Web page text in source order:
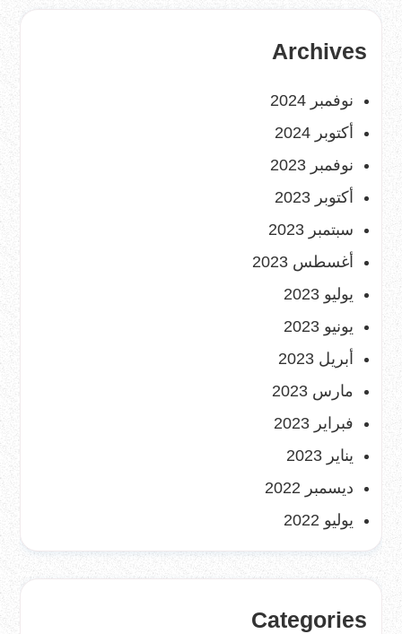
Archives
نوفمبر 2024
أكتوبر 2024
نوفمبر 2023
أكتوبر 2023
سبتمبر 2023
أغسطس 2023
يوليو 2023
يونيو 2023
أبريل 2023
مارس 2023
فبراير 2023
يناير 2023
ديسمبر 2022
يوليو 2022
Categories